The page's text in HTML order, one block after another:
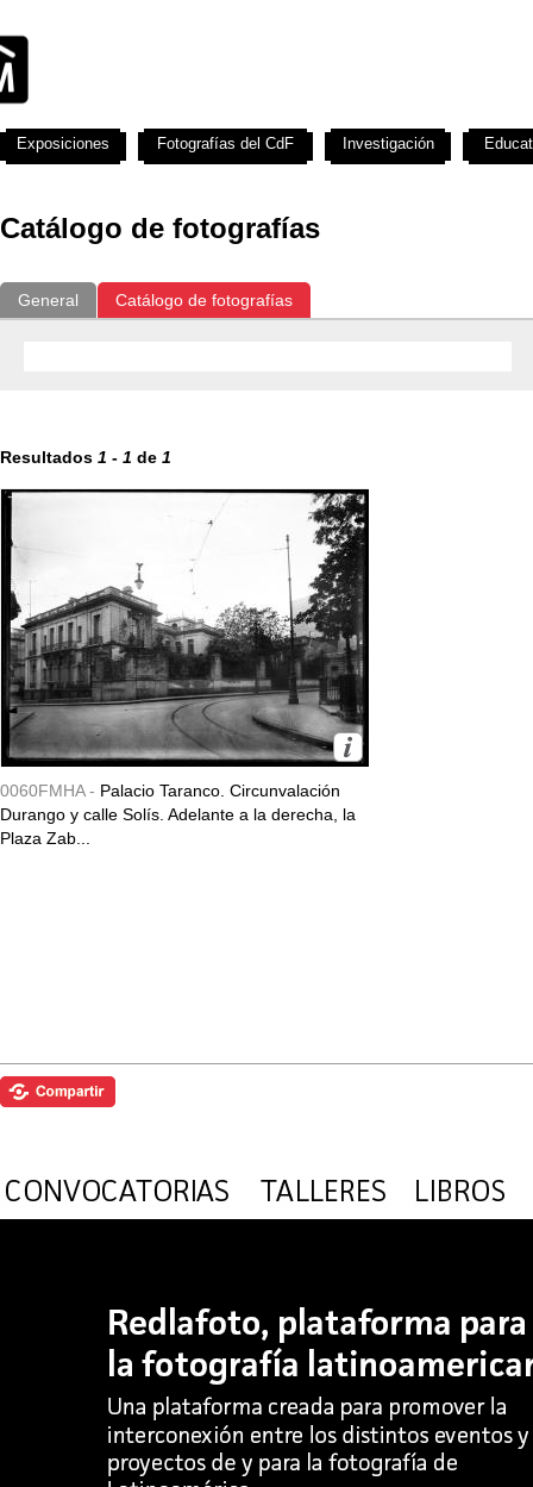
Catálogo de fotografías
General Catálogo de fotografías
Resultados 1 - 1 de 1
0060FMHA - Palacio Taranco. Circunvalación
Durango y calle Solís. Adelante a la derecha, la
Plaza Zab...
Exposiciones Fotografías del CdF Investigación